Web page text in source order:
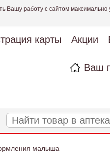
Вашу работу с сайтом
карты Акции
Ваш
малыша